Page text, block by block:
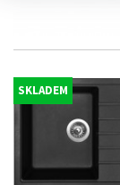
SKLADEM